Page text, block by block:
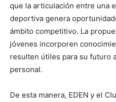
que la articulación entre una
deportiva genera
ámbito competitivo. La
jóvenes incorporen
resulten útiles para su futuro
personal.
De esta manera, EDEN y el